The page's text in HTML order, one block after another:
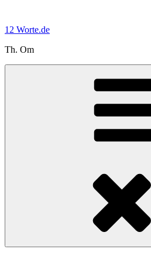
springen
12 Worte.de
Th. Om